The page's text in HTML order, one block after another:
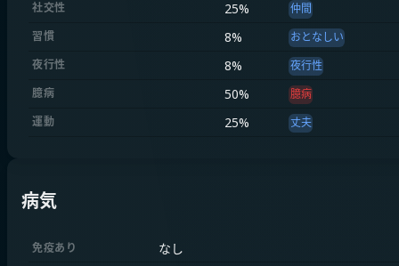
社交性
25%
仲間
習慣
8%
おとなしい
夜行性
8%
夜行性
臆病
50%
臆病
運動
25% 丈夫
病気
免疫あり なし